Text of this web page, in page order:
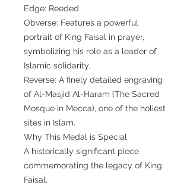
Edge: Reeded
Obverse: Features a powerful
portrait of King Faisal in prayer,
symbolizing his role as a leader of
Islamic solidarity.
Reverse: A finely detailed engraving
of Al-Masjid Al-Haram (The Sacred
Mosque in Mecca), one of the holiest
sites in Islam.
Why This Medal is Special
A historically significant piece
commemorating the legacy of King
Faisal.